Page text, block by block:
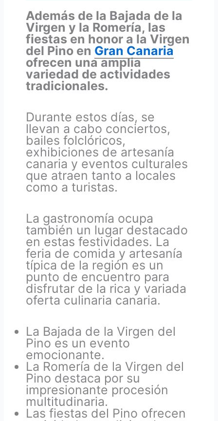
Además de la Bajada de la
Virgen y la Romería, las
fiestas en honor a la Virgen
del Pino en Gran Canaria
ofrecen una amplia
variedad de actividades
tradicionales.
Durante estos días, se
llevan a cabo conciertos,
bailes folclóricos,
exhibiciones de artesanía
canaria y eventos culturales
que atraen tanto a locales
como a turistas.
La gastronomía ocupa
también un lugar destacado
en estas festividades. La
feria de comida y artesanía
típica de la región es un
punto de encuentro para
disfrutar de la rica y variada
oferta culinaria canaria.
La Bajada de la Virgen del
Pino es un evento
emocionante.
La Romería de la Virgen del
Pino destaca por su
impresionante procesión
multitudinaria.
Las fiestas del Pino ofrecen